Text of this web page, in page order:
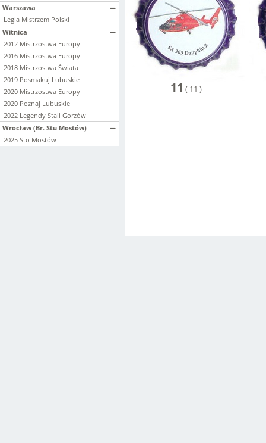
Warszawa
Legia Mistrzem Polski
Witnica
2012 Mistrzostwa Europy
2016 Mistrzostwa Europy
2018 Mistrzostwa Świata
2019 Posmakuj Lubuskie
2020 Mistrzostwa Europy
2020 Poznaj Lubuskie
2022 Legendy Stali Gorzów
Wrocław (Br. Stu Mostów)
2025 Sto Mostów
11 ( 11 )